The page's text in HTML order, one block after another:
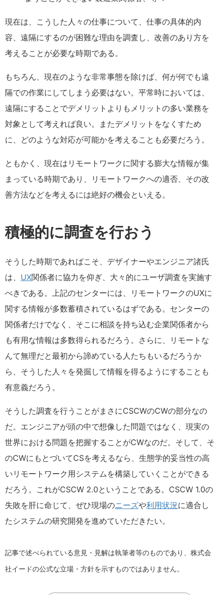
現在は、こうした人々の仕事について、仕事の具体的内
容、遠隔にするのが困難な理由を調査し、改善のあり方を
考えることが必要な時期である。
もちろん、現在のような非常事態を除けば、何が何でも遠
隔での作業にしてしまう必要はない。平常時においては、
遠隔にすることでデメリットよりもメリットの多い業務を
対象として考えれば良い。またデメリットをなくすため
に、どのような対応が可能かを考えることも必要だろう。
ともかく、現在はリモートワークに関する膨大な情報が集
まっている時期であり、リモートワークへの適否、その改
善方法などを考えるには絶好の機会といえる。
積極的に調査を行おう
そうした時期であればこそ、デザイナーやエンジニア諸氏
は、 UX関係者に協力を仰ぎ、大々的にユーザ調査を実施す
べきである。上記のセンターには、リモートワークのUXに
関する情報が多数蓄積されているはずである。センターの
関係者だけでなく、そこに相談を持ち込む企業関係者から
も有用な情報は多数得られるだろう。さらに、リモートな
んて無理だと最初から諦めている人たちもいるだろうか
ら、そうした人々を発掘して情報を得るようにすることも
有意義だろう。
そうした調査を行うことがまさにCSCWのCWの部分なの
だ。エンジニアが頭の中で想像した問題ではなく、現実の
世界における問題を把握することがCWなのだ。そして、そ
のCWにもとづいてCSを考えるなら、生態学的妥当性の高
いリモートワーク用システムを構築していくことができる
だろう。これがCSCW 2.0ということである。CSCW 1.0の
失敗を肝に命じて、ぜひ現場のニーズや利用状況に適合し
たシステムの研究開発を進めていただきたい。
記事で述べられている意見・見解は執筆者等のものであり、株式会
社イードの公式な立場・方針を示すものではありません。